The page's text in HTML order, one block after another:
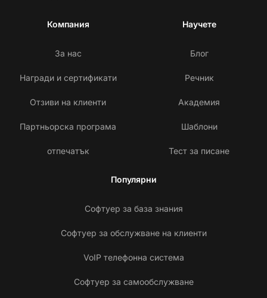
Компания
За нас
Награди и сертификати
Отзиви на клиенти
Партньорска програма
отпечатък
Научете
Блог
Речник
Академия
Шаблони
Тест за писане
Популярни
Софтуер за база знания
Софтуер за обслужване на клиенти
VoIP телефонна система
Софтуер за самообслужване